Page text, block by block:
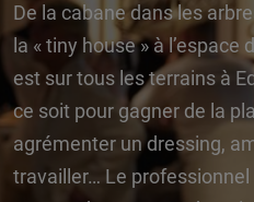
De la cabane dans les
la « tiny house » à
est sur tous les terrains à
ce soit pour gagner de la
agrémenter un dressing,
travailler… Le